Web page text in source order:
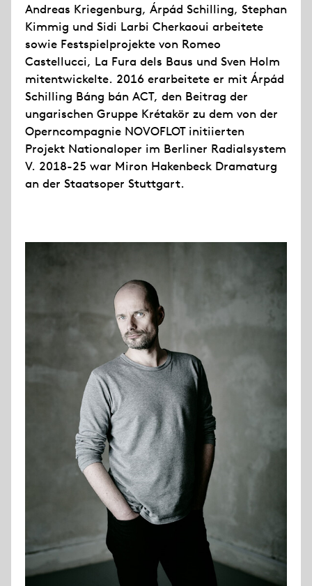
Andreas Kriegenburg, Árpád Schilling, Stephan
Kimmig und Sidi Larbi Cherkaoui arbeitete
sowie Festspielprojekte von Romeo
Castellucci, La Fura dels Baus und Sven Holm
mitentwickelte. 2016 erarbeitete er mit Árpád
Schilling Báng bán ACT, den Beitrag der
ungarischen Gruppe Krétakör zu dem von der
Operncompagnie NOVOFLOT initiierten
Projekt Nationaloper im Berliner Radialsystem
V. 2018-25 war Miron Hakenbeck Dramaturg
an der Staatsoper Stuttgart.